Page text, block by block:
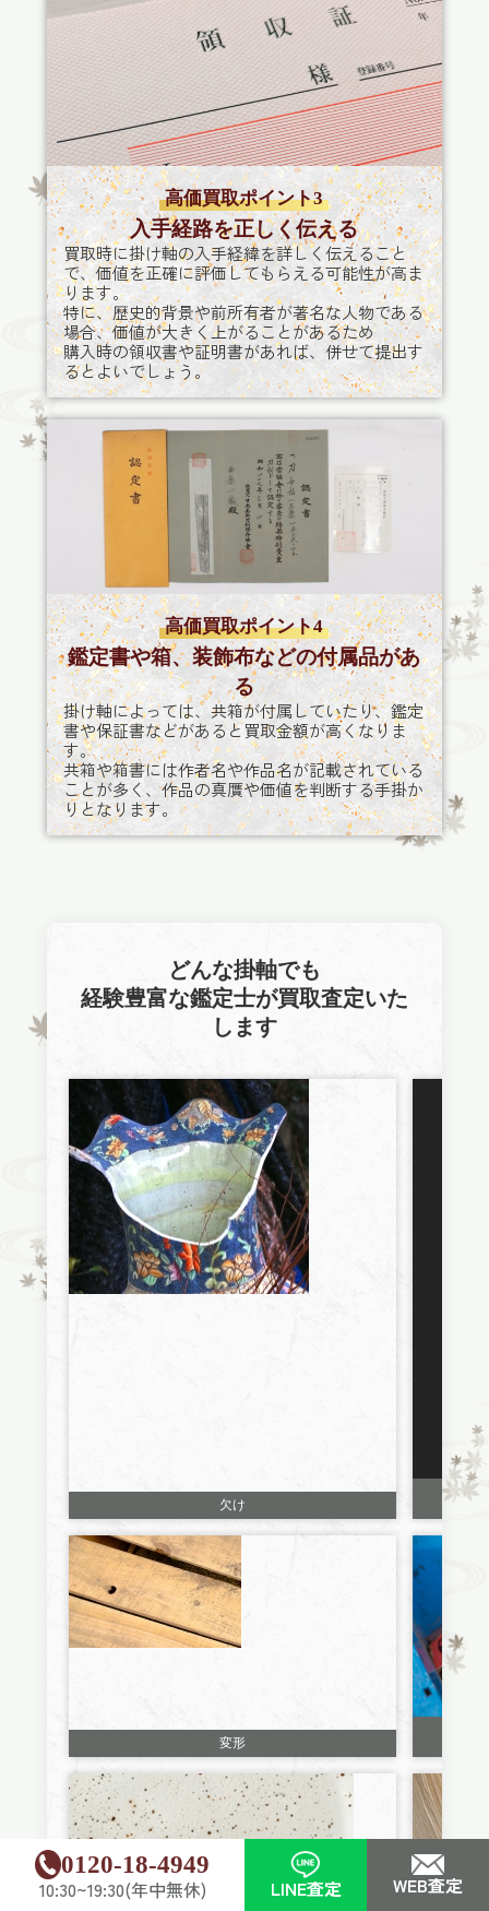
高価買取ポイント3
入手経路を正しく伝える
買取時に掛け軸の入手経緯を詳しく伝えること
で、価値を正確に評価してもらえる可能性が高ま
ります。
特に、歴史的背景や前所有者が著名な人物である
場合、価値が大きく上がることがあるため
購入時の領収書や証明書があれば、併せて提出す
るとよいでしょう。
高価買取ポイント4
鑑定書や箱、装飾布などの付属品があ
る
掛け軸によっては、共箱が付属していたり、鑑定
書や保証書などがあると買取金額が高くなりま
す。
共箱や箱書には作者名や作品名が記載されている
ことが多く、作品の真贋や価値を判断する手掛か
りとなります。
どんな掛軸でも
経験豊富な鑑定士が買取査定いた
します
欠け
変形
0120-18-4949
10:30~19:30(年中無休) LINE査定 WEB査定